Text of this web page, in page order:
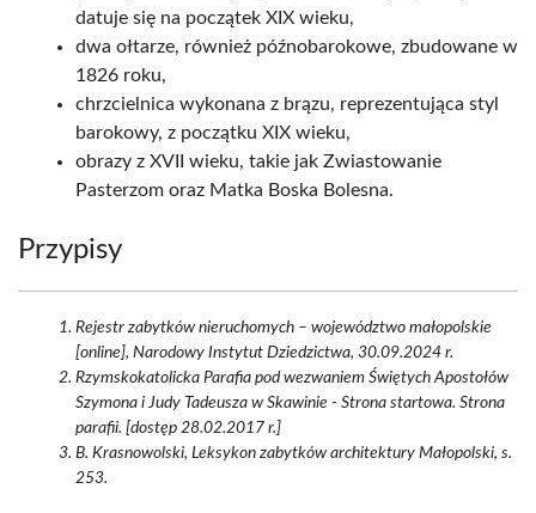
datuje się na początek XIX wieku,
dwa ołtarze, również późnobarokowe, zbudowane w
1826 roku,
chrzcielnica wykonana z brązu, reprezentująca styl
barokowy, z początku XIX wieku,
obrazy z XVII wieku, takie jak Zwiastowanie
Pasterzom oraz Matka Boska Bolesna.
Przypisy
Rejestr zabytków nieruchomych – województwo małopolskie
[online], Narodowy Instytut Dziedzictwa, 30.09.2024 r.
Rzymskokatolicka Parafia pod wezwaniem Świętych Apostołów
Szymona i Judy Tadeusza w Skawinie - Strona startowa. Strona
parafii. [dostęp 28.02.2017 r.]
B. Krasnowolski, Leksykon zabytków architektury Małopolski, s.
253.